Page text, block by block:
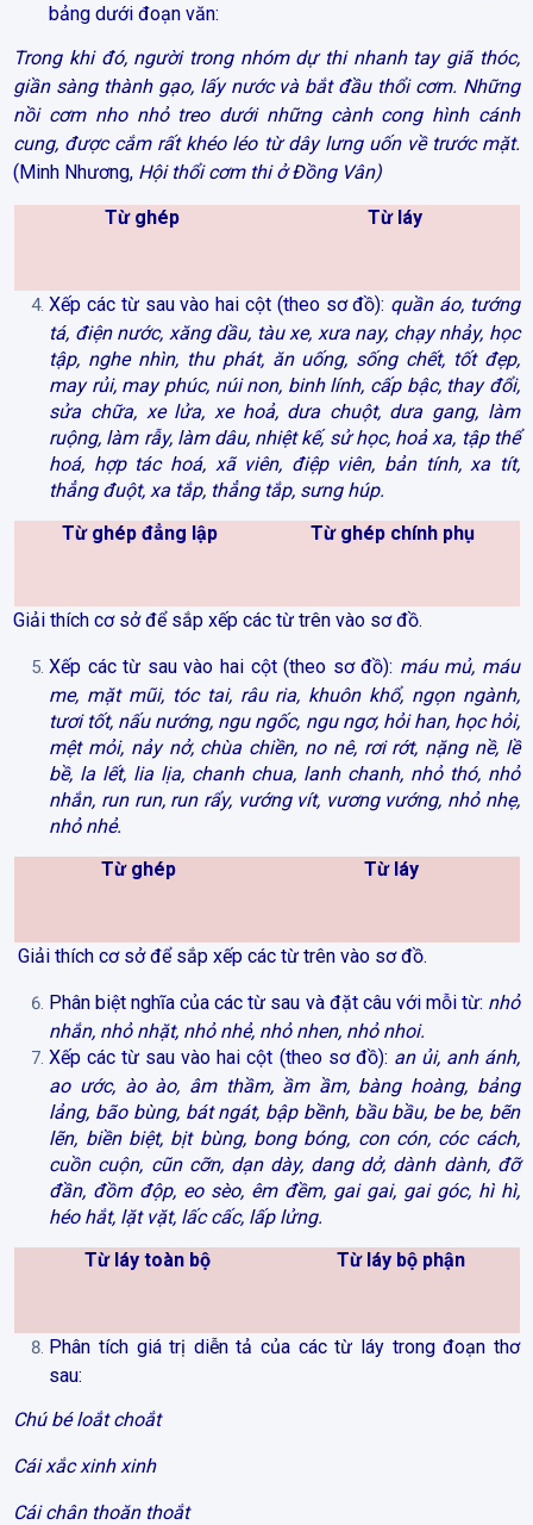
bảng dưới đoạn văn:
Trong khi đó, người trong nhóm dự thi nhanh tay giã thóc,
giần sàng thành gạo, lấy nước và bắt đầu thổi cơm. Những
nồi cơm nho nhỏ treo dưới những cành cong hình cánh
cung, được cắm rất khéo léo từ dây lưng uốn về trước mặt.
(Minh Nhương, Hội thổi cơm thi ở Đồng Vân)
Từ ghép
Từ láy
Xếp các từ sau vào hai cột (theo sơ đồ): quần áo, tướng
tá, điện nước, xăng dầu, tàu xe, xưa nay, chạy nhảy, học
tập, nghe nhìn, thu phát, ăn uống, sống chết, tốt đẹp,
may rủi, may phúc, núi non, binh lính, cấp bậc, thay đổi,
sửa chữa, xe lửa, xe hoả, dưa chuột, dưa gang, làm
ruộng, làm rẫy, làm dâu, nhiệt kế, sử học, hoả xa, tập thể
hoá, hợp tác hoá, xã viên, điệp viên, bản tính, xa tít,
thẳng đuột, xa tắp, thẳng tắp, sưng húp.
Từ ghép đẳng lập Từ ghép chính phụ
Giải thích cơ sở để sắp xếp các từ trên vào sơ đồ.
Xếp các từ sau vào hai cột (theo sơ đồ): máu mủ, máu
me, mặt mũi, tóc tai, râu ria, khuôn khổ, ngọn ngành,
tươi tốt, nấu nướng, ngu ngốc, ngu ngơ, hỏi han, học hỏi,
mệt mỏi, nảy nở, chùa chiền, no nê, rơi rớt, nặng nề, lề
bề, la lết, lia lịa, chanh chua, lanh chanh, nhỏ thó, nhỏ
nhắn, run run, run rẩy, vướng vít, vương vướng, nhỏ nhẹ,
nhỏ nhẻ.
Từ ghép Từ láy
Giải thích cơ sở để sắp xếp các từ trên vào sơ đồ.
Phân biệt nghĩa của các từ sau và đặt câu với mỗi từ: nhỏ
nhắn, nhỏ nhặt, nhỏ nhẻ, nhỏ nhen, nhỏ nhoi.
Xếp các từ sau vào hai cột (theo sơ đồ): an ủi, anh ánh,
ao ước, ào ào, âm thầm, ầm ầm, bàng hoàng, bảng
lảng, bão bùng, bát ngát, bập bềnh, bầu bầu, be be, bẽn
lẽn, biền biệt, bịt bùng, bong bóng, con cón, cóc cách,
cuồn cuộn, cũn cỡn, dạn dày, dang dở, dành dành, đỡ
đần, đồm độp, eo sèo, êm đềm, gai gai, gai góc, hì hì,
héo hắt, lặt vặt, lấc cấc, lấp lửng.
Từ láy toàn bộ Từ láy bộ phận
Phân tích giá trị diễn tả của các từ láy trong đoạn thơ
sau:
Chú bé loắt choắt
Cái xắc xinh xinh
Cái chân thoăn thoắt